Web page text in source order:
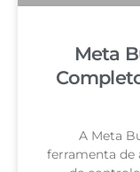
Meta
A Meta
ferramenta de